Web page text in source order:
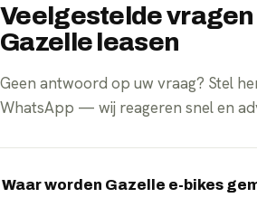
Veelgestelde
Gazelle leasen
Geen antwoord op uw vraag? Stel
WhatsApp — wij reageren snel en
Waar worden Gazelle e-bikes